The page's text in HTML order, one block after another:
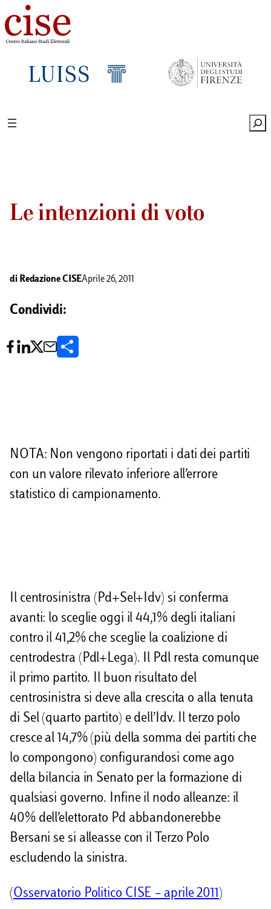
Le intenzioni di voto
di Redazione CISEAprile 26, 2011
Condividi:
v
i
d
NOTA: Non vengono riportati i dati dei partiti
con un valore rilevato inferiore all’errore
statistico di campionamento.
Il centrosinistra (Pd+Sel+Idv) si conferma
avanti: lo sceglie oggi il 44,1% degli italiani
contro il 41,2% che sceglie la coalizione di
centrodestra (Pdl+Lega). Il Pdl resta comunque
il primo partito. Il buon risultato del
centrosinistra si deve alla crescita o alla tenuta
di Sel (quarto partito) e dell’Idv. Il terzo polo
cresce al 14,7% (più della somma dei partiti che
lo compongono) configurandosi come ago
della bilancia in Senato per la formazione di
qualsiasi governo. Infine il nodo alleanze: il
40% dell’elettorato Pd abbandonerebbe
Bersani se si alleasse con il Terzo Polo
escludendo la sinistra.
(Osservatorio Politico CISE – aprile 2011)